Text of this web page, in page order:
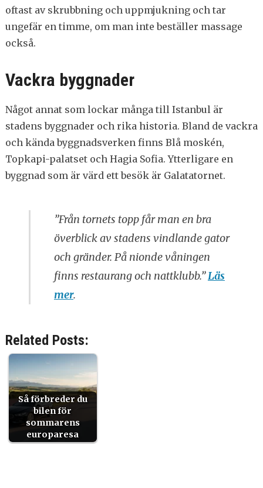
oftast av skrubbning och uppmjukning och tar
ungefär en timme, om man inte beställer massage
också.
Vackra byggnader
Något annat som lockar många till Istanbul är
stadens byggnader och rika historia. Bland de vackra
och kända byggnadsverken finns Blå moskén,
Topkapi-palatset och Hagia Sofia. Ytterligare en
byggnad som är värd ett besök är Galatatornet.
”Från tornets topp får man en bra
överblick av stadens vindlande gator
och gränder. På nionde våningen
finns restaurang och nattklubb.”Läs
mer.
Related Posts:
Så förbreder du
bilen för
sommarens
europaresa